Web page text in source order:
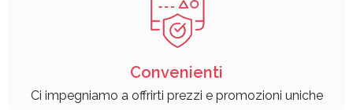
Convenienti
Ci impegniamo a offrirti prezzi e promozioni uniche